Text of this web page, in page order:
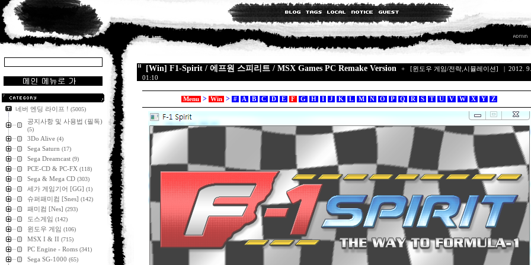
네버 엔딩 라이프 ! (5005)
공지사항 및 사용법 (필독)
(5)
3Do Alive (4)
Sega Saturn (17)
Sega Dreamcast (9)
PCE-CD & PC-FX (118)
Sega & Mega CD (303)
세가 게임기어 [GG] (1)
슈퍼패미컴 [Snes] (142)
패미컴 [Nes] (293)
도스게임 (142)
윈도우 게임 (106)
MSX I & II (715)
PC Engine - Roms (341)
Sega SG-1000 (65)
[Win] F1-Spirit / 에프원 스피리트 / MSX Games PC Remake Version + [윈도우 게임/전략,시뮬레이션] | 2012.
01:10
Menu > Win > # A B C D E F G H I J K L M N O P Q R S T U V W X Y Z